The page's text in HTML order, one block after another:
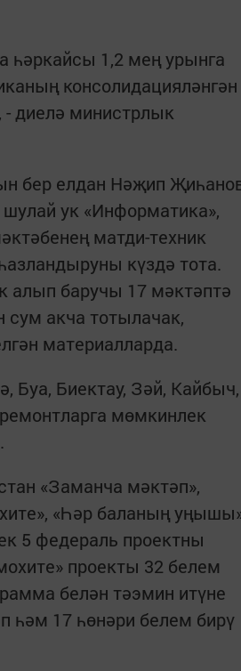
һәркайсы 1,2 мең урынга
консолидацияләнгән
диелә министрлык
бер елдан Нәҗип
ук «Информатика»,
матди-техник
күздә тота.
алып баручы 17 мәктәптә
акча тотылачак,
материалларда.
Буа, Биектау, Зәй, Кайбыч,
мөмкинлек
«Заманча мәктәп»,
«Һәр баланың
5 федераль проектны
проекты 32 белем
белән тәэмин итүне
һәм 17 һөнәри белем бирү